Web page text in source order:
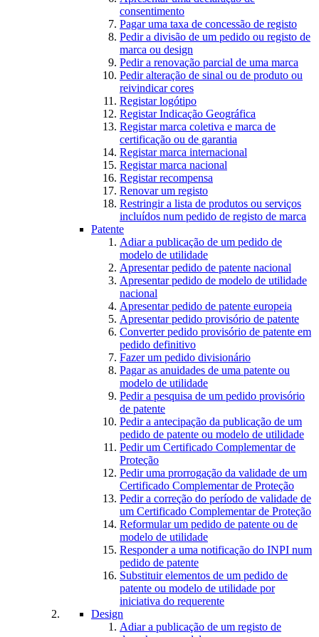
consentimento
Pagar uma taxa de concessão de registo
Pedir a divisão de um pedido ou registo de
marca ou design
Pedir a renovação parcial de uma marca
Pedir alteração de sinal ou de produto ou
reivindicar cores
Registar logótipo
Registar Indicação Geográfica
Registar marca coletiva e marca de
certificação ou de garantia
Registar marca internacional
Registar marca nacional
Registar recompensa
Renovar um registo
Restringir a lista de produtos ou serviços
incluídos num pedido de registo de marca
Patente
Adiar a publicação de um pedido de
modelo de utilidade
Apresentar pedido de patente nacional
Apresentar pedido de modelo de utilidade
nacional
Apresentar pedido de patente europeia
Apresentar pedido provisório de patente
Converter pedido provisório de patente em
pedido definitivo
Fazer um pedido divisionário
Pagar as anuidades de uma patente ou
modelo de utilidade
Pedir a pesquisa de um pedido provisório
de patente
Pedir a antecipação da publicação de um
pedido de patente ou modelo de utilidade
Pedir um Certificado Complementar de
Proteção
Pedir uma prorrogação da validade de um
Certificado Complementar de Proteção
Pedir a correção do período de validade de
um Certificado Complementar de Proteção
Reformular um pedido de patente ou de
modelo de utilidade
Responder a uma notificação do INPI num
pedido de patente
Substituir elementos de um pedido de
patente ou modelo de utilidade por
iniciativa do requerente
Design
Adiar a publicação de um registo de